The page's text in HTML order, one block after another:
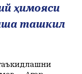
ҳимояси
ташкил